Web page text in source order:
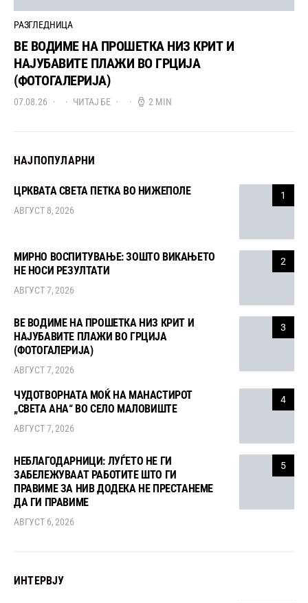
РАЗГЛЕДНИЦА
ВЕ ВОДИМЕ НА ПРОШЕТКА НИЗ КРИТ И
НАЈУБАВИТЕ ПЛАЖИ ВО ГРЦИЈА
(ФОТОГАЛЕРИЈА)
07.08.26 ЧИТАЈ БЕ 2 MIN
НАЈПОПУЛАРНИ
1
ЦРКВАТА СВЕТА ПЕТКА ВО НИЖЕПОЛЕ
АВГУСТ 8, 2026
2
МИРНО ВОСПИТУВАЊЕ: ЗОШТО ВИКАЊЕТО
НЕ НОСИ РЕЗУЛТАТИ
АВГУСТ 7, 2026
3
ВЕ ВОДИМЕ НА ПРОШЕТКА НИЗ КРИТ И
НАЈУБАВИТЕ ПЛАЖИ ВО ГРЦИЈА
(ФОТОГАЛЕРИЈА)
АВГУСТ 7, 2026
4
ЧУДОТВОРНАТА МОЌ НА МАНАСТИРОТ
„СВЕТА АНА“ ВО СЕЛО МАЛОВИШТЕ
АВГУСТ 7, 2026
5
НЕБЛАГОДАРНИЦИ: ЛУЃЕТО НЕ ГИ
ЗАБЕЛЕЖУВААТ РАБОТИТЕ ШТО ГИ
ПРАВИМЕ ЗА НИВ ДОДЕКА НЕ ПРЕСТАНЕМЕ
ДА ГИ ПРАВИМЕ
АВГУСТ 6, 2026
ИНТЕРВЈУ